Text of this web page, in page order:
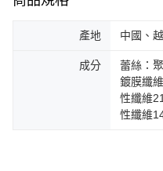
產地 中國、
成分
蕾絲：
鍍膜纖
性纖維
性纖維